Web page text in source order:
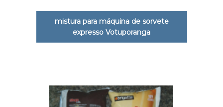
mistura para máquina de sorvete
expresso Votuporanga